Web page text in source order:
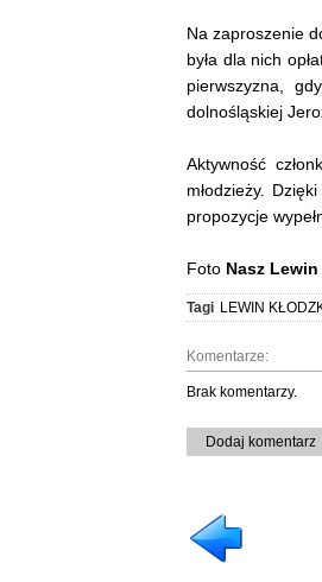
Na zaproszenie
była dla nich
pierwszyzna,
dolnośląskiej
Aktywność
młodzieży.
propozycje
Foto Nasz Lewin
Tagi LEWIN
Komentarze:
Brak komentarzy.
Dodaj komentarz